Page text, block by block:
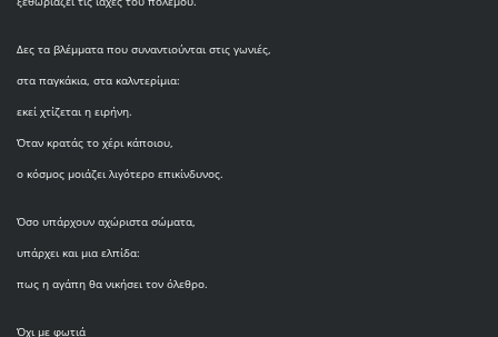
Δες τα βλέμματα που συναντιούνται στις γωνιές,
στα παγκάκια, στα καλντερίμια:
εκεί χτίζεται η ειρήνη.
Όταν κρατάς το χέρι κάποιου,
ο κόσμος μοιάζει λιγότερο επικίνδυνος.
Όσο υπάρχουν αχώριστα σώματα,
υπάρχει και μια ελπίδα:
πως η αγάπη θα νικήσει τον όλεθρο.
Όχι με φωτιά